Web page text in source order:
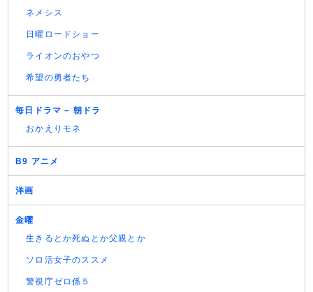
ネメシス
日曜ロードショー
ライオンのおやつ
希望の勇者たち
毎日ドラマ – 朝ドラ
おかえりモネ
B9 アニメ
洋画
金曜
生きるとか死ぬとか父親とか
ソロ活女子のススメ
警視庁ゼロ係５